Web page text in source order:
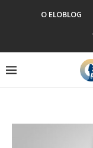
O ELOBLOG